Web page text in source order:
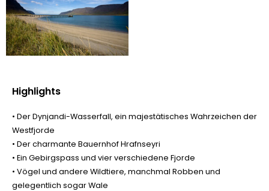
Highlights
• Der Dynjandi-Wasserfall, ein majestätisches Wahrzeichen der
Westfjorde
• Der charmante Bauernhof Hrafnseyri
• Ein Gebirgspass und vier verschiedene Fjorde
• Vögel und andere Wildtiere, manchmal Robben und
gelegentlich sogar Wale